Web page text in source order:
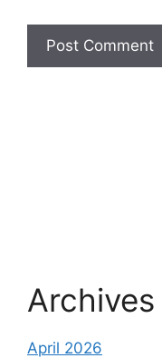
Archives
April 2026